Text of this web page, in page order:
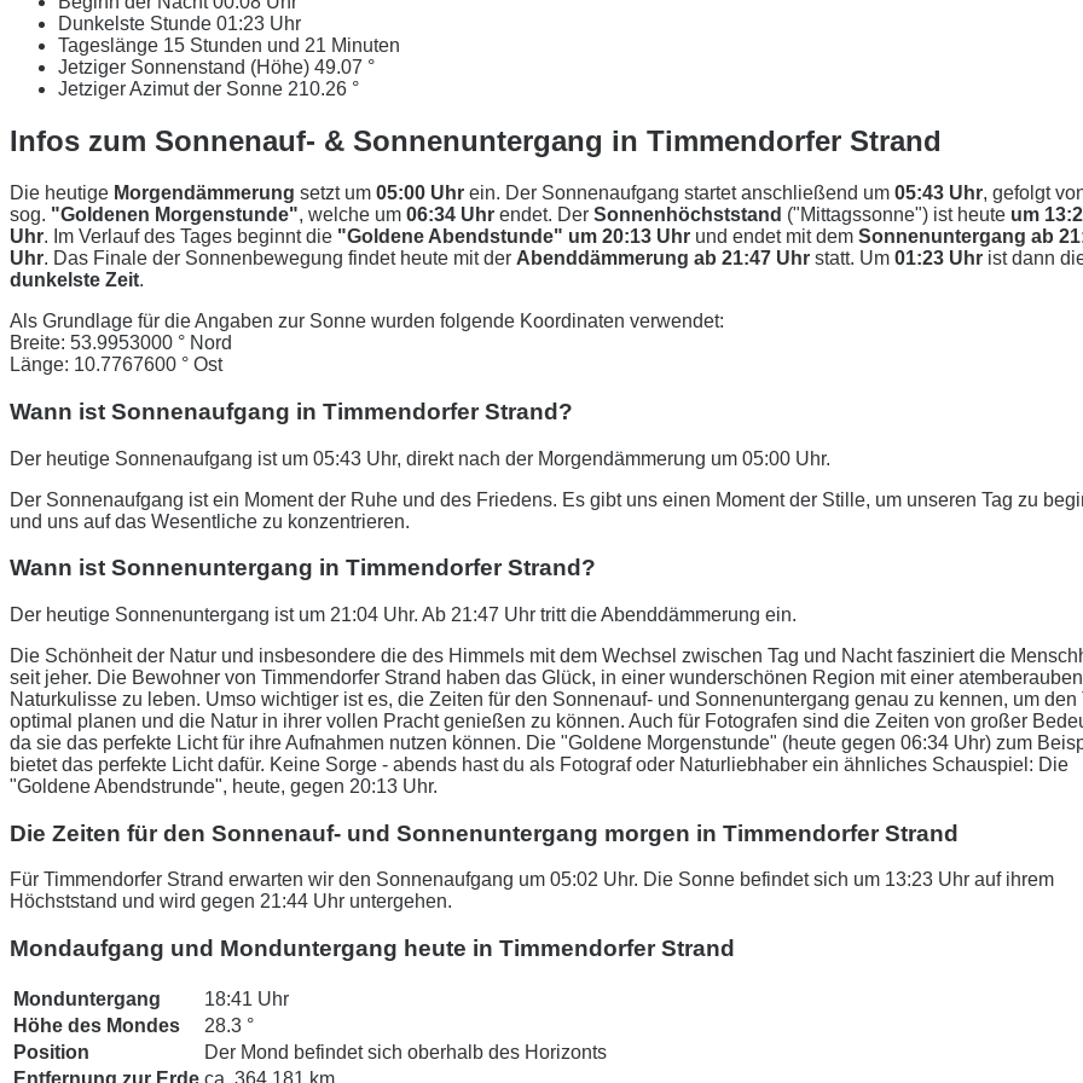
Dunkelste Stunde 01:23 Uhr
Tageslänge 15 Stunden und 21 Minuten
Jetziger Sonnenstand (Höhe) 49.07 °
Jetziger Azimut der Sonne 210.26 °
Infos zum Sonnenauf- & Sonnenuntergang in Timmendorfer Strand
Die heutige Morgendämmerung setzt um 05:00 Uhr ein. Der Sonnenaufgang startet anschließend um 05:43 Uhr, gefolgt
sog. "Goldenen Morgenstunde", welche um 06:34 Uhr endet. Der Sonnenhöchststand ("Mittagssonne") ist heute um
Uhr. Im Verlauf des Tages beginnt die "Goldene Abendstunde" um 20:13 Uhr und endet mit dem Sonnenuntergang ab
Uhr. Das Finale der Sonnenbewegung findet heute mit der Abenddämmerung ab 21:47 Uhr statt. Um 01:23 Uhr ist dann
dunkelste Zeit.
Als Grundlage für die Angaben zur Sonne wurden folgende Koordinaten verwendet:
Breite: 53.9953000 ° Nord
Länge: 10.7767600 ° Ost
Wann ist Sonnenaufgang in Timmendorfer Strand?
Der heutige Sonnenaufgang ist um 05:43 Uhr, direkt nach der Morgendämmerung um 05:00 Uhr.
Der Sonnenaufgang ist ein Moment der Ruhe und des Friedens. Es gibt uns einen Moment der Stille, um unseren Tag zu
und uns auf das Wesentliche zu konzentrieren.
Wann ist Sonnenuntergang in Timmendorfer Strand?
Der heutige Sonnenuntergang ist um 21:04 Uhr. Ab 21:47 Uhr tritt die Abenddämmerung ein.
Die Schönheit der Natur und insbesondere die des Himmels mit dem Wechsel zwischen Tag und Nacht fasziniert die
seit jeher. Die Bewohner von Timmendorfer Strand haben das Glück, in einer wunderschönen Region mit einer
Naturkulisse zu leben. Umso wichtiger ist es, die Zeiten für den Sonnenauf- und Sonnenuntergang genau zu kennen, um den
optimal planen und die Natur in ihrer vollen Pracht genießen zu können. Auch für Fotografen sind die Zeiten von großer
da sie das perfekte Licht für ihre Aufnahmen nutzen können. Die "Goldene Morgenstunde" (heute gegen 06:34 Uhr) zum
bietet das perfekte Licht dafür. Keine Sorge - abends hast du als Fotograf oder Naturliebhaber ein ähnliches Schauspiel: Die
"Goldene Abendstrunde", heute, gegen 20:13 Uhr.
Die Zeiten für den Sonnenauf- und Sonnenuntergang morgen in Timmendorfer Strand
Für Timmendorfer Strand erwarten wir den Sonnenaufgang um 05:02 Uhr. Die Sonne befindet sich um 13:23 Uhr auf ihrem
Höchststand und wird gegen 21:44 Uhr untergehen.
Mondaufgang und Monduntergang heute in Timmendorfer Strand
Monduntergang
18:41 Uhr
Höhe des Mondes
28.3 °
Position
Der Mond befindet sich oberhalb des Horizonts
Entfernung zur Erde ca. 364.181 km